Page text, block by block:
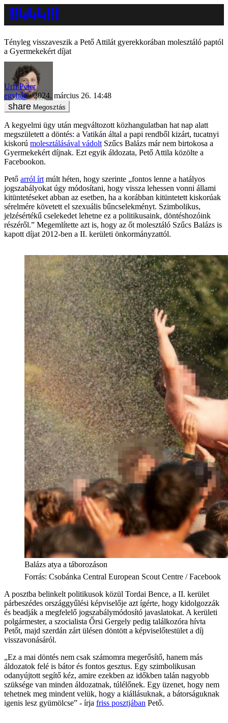
Tényleg visszaveszik a Pető Attilát gyerekkorában molesztáló paptól
a Gyermekekért díjat
Urfi Péter
egyház
2024. március 26. 14:48
Megosztás
A kegyelmi ügy után megváltozott közhangulatban hat nap alatt
megszületett a döntés: a Vatikán által a papi rendből kizárt, tucatnyi
kiskorú molesztálásával vádolt Szűcs Balázs már nem birtokosa a
Gyermekekért díjnak. Ezt egyik áldozata, Pető Attila közölte a
Facebookon.
Pető arról írt múlt héten, hogy szerinte „fontos lenne a hatályos
jogszabályokat úgy módosítani, hogy vissza lehessen vonni állami
kitüntetéseket abban az esetben, ha a korábban kitüntetett kiskorúak
sérelmére követett el szexuális bűncselekményt. Szimbolikus,
jelzésértékű cselekedet lehetne ez a politikusaink, döntéshozóink
részéről.” Megemlítette azt is, hogy az őt molesztáló Szűcs Balázs is
kapott díjat 2012-ben a II. kerületi önkormányzattól.
Balázs atya a táborozáson
Forrás: Csobánka Central European Scout Centre / Facebook
A posztba belinkelt politikusok közül Tordai Bence, a II. kerület
párbeszédes országgyűlési képviselője azt ígérte, hogy kidolgozzák
és beadják a megfelelő jogszabálymódosító javaslatokat. A kerületi
polgármester, a szocialista Őrsi Gergely pedig találkozóra hívta
Petőt, majd szerdán zárt ülésen döntött a képviselőtestület a díj
visszavonásáról.
„Ez a mai döntés nem csak számomra megerősítő, hanem más
áldozatok felé is bátor és fontos gesztus. Egy szimbolikusan
odanyújtott segítő kéz, amire ezekben az időkben talán nagyobb
szüksége van minden áldozatnak, túlélőnek. Egy üzenet, hogy nem
tehetnek meg mindent velük, hogy a kiállásuknak, a bátorságuknak
igenis lesz gyümölcse” - írja friss posztjában Pető.